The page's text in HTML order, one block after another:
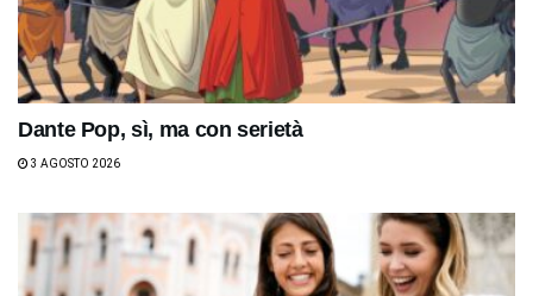
Dante Pop, sì, ma con serietà
3 AGOSTO 2026